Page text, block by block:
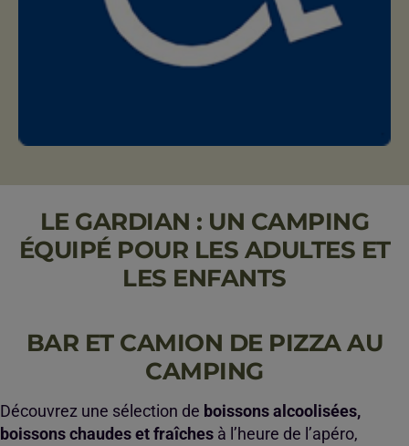
LE GARDIAN : UN CAMPING
ÉQUIPÉ POUR LES ADULTES ET
LES ENFANTS
BAR ET CAMION DE PIZZA AU
CAMPING
Découvrez une sélection de boissons alcoolisées,
boissons chaudes et fraîches à l’heure de l’apéro,